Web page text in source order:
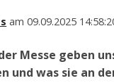
am 09.09.2025
Messe geben
und was sie an